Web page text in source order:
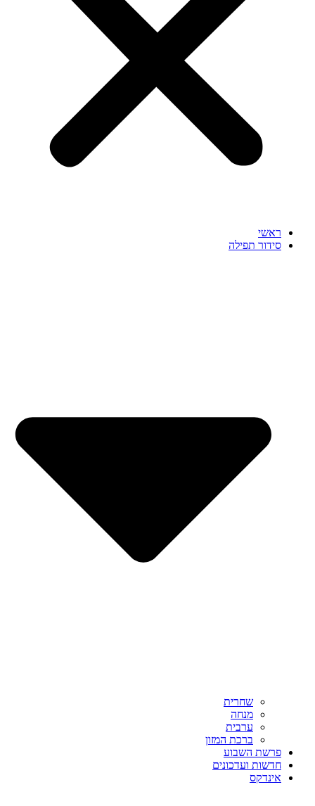
ראשי
סידור תפילה
שחרית
מנחה
ערבית
ברכת המזון
פרשת השבוע
חדשות ועדכונים
אינדקס